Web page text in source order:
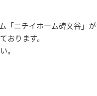
ニチイホーム碑文谷」が
おります。
。